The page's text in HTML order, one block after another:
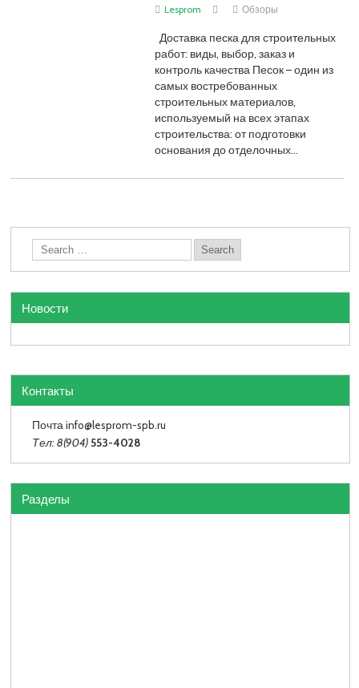
Lesprom Обзоры
Доставка песка для строительных
работ: виды, выбор, заказ и
контроль качества Песок – один из
самых востребованных
строительных материалов,
используемый на всех этапах
строительства: от подготовки
основания до отделочных…
Новости
Контакты
Почта info@lesprom-spb.ru
Тел: 8(904) 553-4028
Разделы